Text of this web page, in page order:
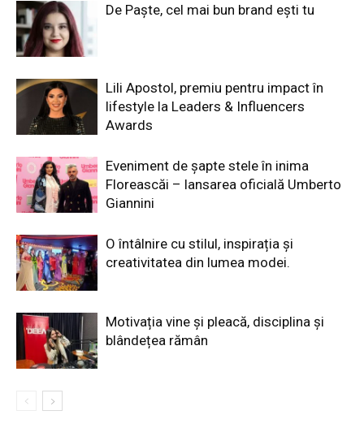
De Paște, cel mai bun brand ești tu
Lili Apostol, premiu pentru impact în
lifestyle la Leaders & Influencers
Awards
Eveniment de șapte stele în inima
Floreascăi – lansarea oficială Umberto
Giannini
O întâlnire cu stilul, inspirația și
creativitatea din lumea modei.
Motivația vine și pleacă, disciplina și
blândețea rămân